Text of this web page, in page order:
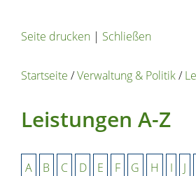
Seite drucken | Schließen
Startseite /Verwaltung & Politik/
Leistungen A-Z
A B C D E F G H I J